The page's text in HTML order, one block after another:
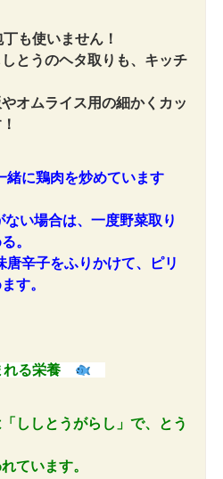
も使いません！
とうのヘタ取りも、キッチ
オムライス用の細かくカッ
緒に鶏肉を炒めています
い場合は、一度野菜取り
。
唐辛子をふりかけて、ピリ
す。
れる栄養
ししとうがらし」で、とう
ています。